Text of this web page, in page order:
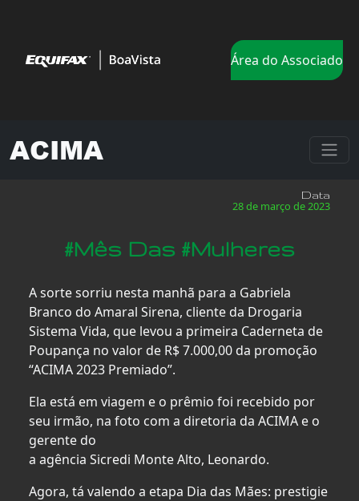
Área do Associado
ACIMA
Data
28 de março de 2023
#Mês Das #Mulheres
A sorte sorriu nesta manhã para a Gabriela
Branco do Amaral Sirena, cliente da Drogaria
Sistema Vida, que levou a primeira Caderneta de
Poupança no valor de R$ 7.000,00 da promoção
“ACIMA 2023 Premiado”.
Ela está em viagem e o prêmio foi recebido por
seu irmão, na foto com a diretoria da ACIMA e o
gerente do
a agência Sicredi Monte Alto, Leonardo.
Agora, tá valendo a etapa Dia das Mães: prestigie